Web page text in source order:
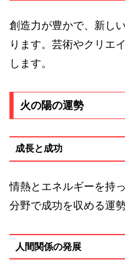
創造力が豊かで、新し
ります。芸術やクリエ
します。
火の陽の運勢
成長と成功
情熱とエネルギーを持
分野で成功を収める運
人間関係の発展